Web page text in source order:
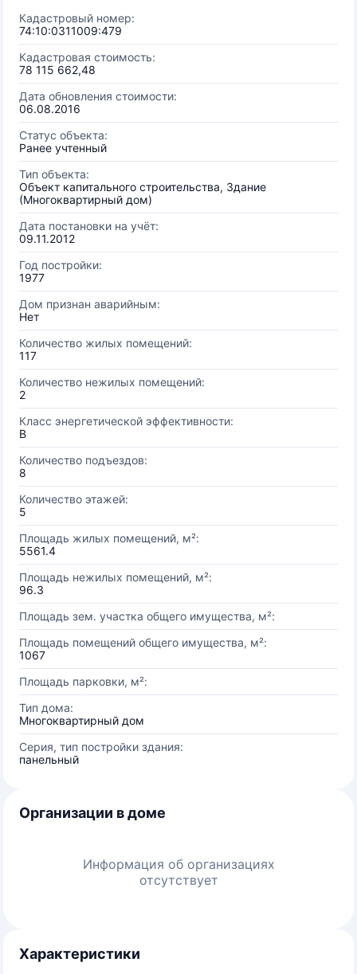
Кадастровый номер:
74:10:0311009:479
Кадастровая стоимость:
78 115 662,48
Дата обновления стоимости:
06.08.2016
Статус объекта:
Ранее учтенный
Тип объекта:
Объект капитального строительства, Здание
(Многоквартирный дом)
Дата постановки на учёт:
09.11.2012
Год постройки:
1977
Дом признан аварийным:
Нет
Количество жилых помещений:
117
Количество нежилых помещений:
2
Класс энергетической эффективности:
B
Количество подъездов:
8
Количество этажей:
5
Площадь жилых помещений, м²:
5561.4
Площадь нежилых помещений, м²:
96.3
Площадь зем. участка общего имущества, м²:
Площадь помещений общего имущества, м²:
1067
Площадь парковки, м²:
Тип дома:
Многоквартирный дом
Серия, тип постройки здания:
панельный
Организации в доме
Информация об организациях
отсутствует
Характеристики